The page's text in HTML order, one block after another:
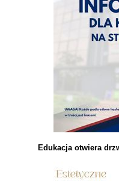
Edukacja otwiera